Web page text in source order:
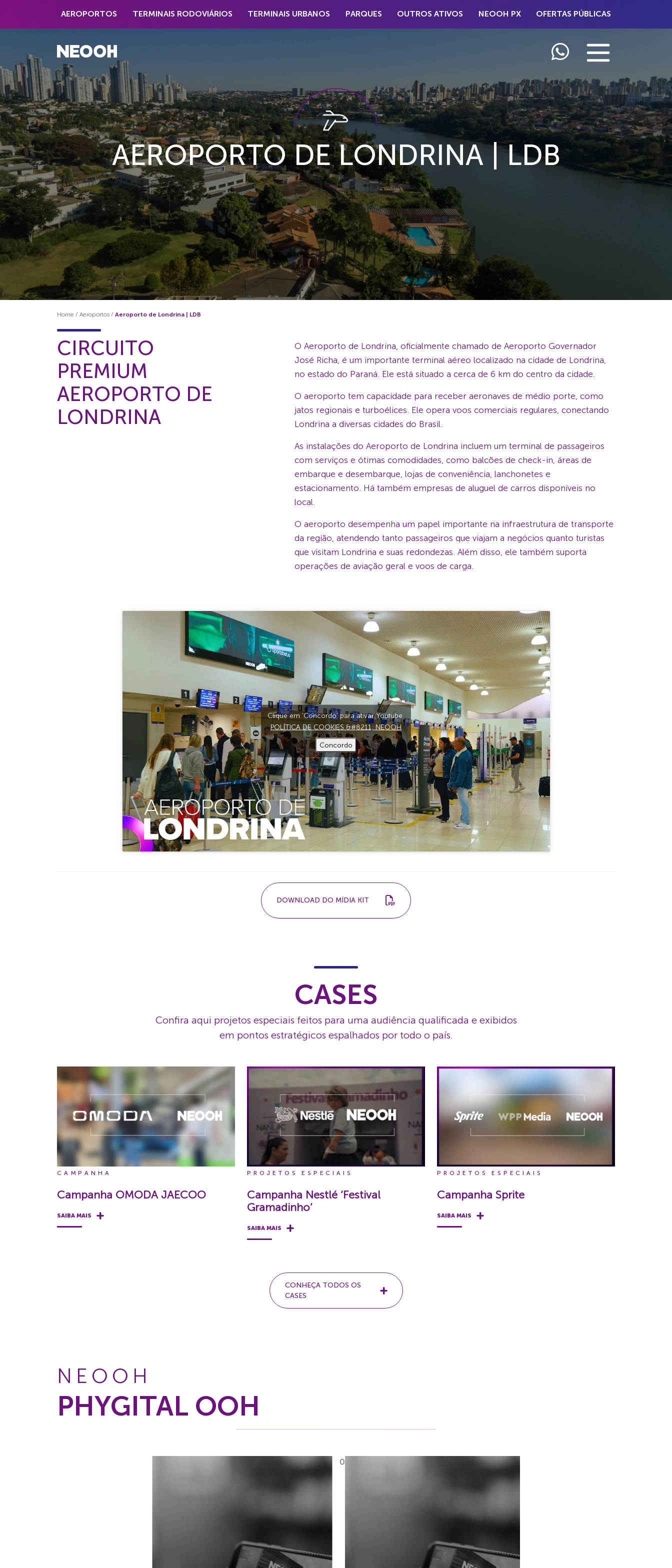
AEROPORTOS TERMINAIS RODOVIÁRIOS TERMINAIS URBANOS PARQUES OUTROS ATIVOS NEOOH PX OFERTAS PÚBLICAS
AEROPORTO DE LONDRINA | LDB
Home / Aeroportos / Aeroporto de Londrina | LDB
CIRCUITO
PREMIUM
AEROPORTO DE
LONDRINA
O Aeroporto de Londrina, oficialmente chamado de Aeroporto Governador
José Richa, é um importante terminal aéreo localizado na cidade de Londrina,
no estado do Paraná. Ele está situado a cerca de 6 km do centro da cidade.
O aeroporto tem capacidade para receber aeronaves de médio porte, como
jatos regionais e turboélices. Ele opera voos comerciais regulares, conectando
Londrina a diversas cidades do Brasil.
As instalações do Aeroporto de Londrina incluem um terminal de passageiros
com serviços e ótimas comodidades, como balcões de check-in, áreas de
embarque e desembarque, lojas de conveniência, lanchonetes e
estacionamento. Há também empresas de aluguel de carros disponíveis no
local.
O aeroporto desempenha um papel importante na infraestrutura de transporte
da região, atendendo tanto passageiros que viajam a negócios quanto turistas
que visitam Londrina e suas redondezas. Além disso, ele também suporta
operações de aviação geral e voos de carga.
Clique em 'Concordo' para ativar Youtube
POLÍTICA DE COOKIES &#8211; NEOOH
Concordo
DOWNLOAD DO MÍDIA KIT
CASES
Confira aqui projetos especiais feitos para uma audiência qualificada e exibidos
em pontos estratégicos espalhados por todo o país.
CAMPANHA
Campanha OMODA JAECOO
SAIBA MAIS
PROJETOS ESPECIAIS
Campanha Nestlé ‘Festival
Gramadinho’
SAIBA MAIS
PROJETOS ESPECIAIS
Campanha Sprite
SAIBA MAIS
CONHEÇA TODOS OS
CASES
NEOOH
PHYGITAL OOH
0